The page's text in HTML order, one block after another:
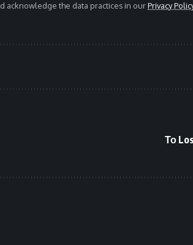
acknowledge the data practices in ourPrivacy
Το